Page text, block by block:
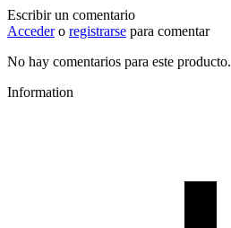
Escribir un comentario
Accedero registrarse para comentar
No hay comentarios para este producto.
Information